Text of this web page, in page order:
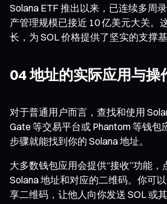
Solana ETF 推出以来，已连续多周
产管理规模已接近 10 亿美元大关。
长，为 SOL 价格提供了坚实的支撑基
04 地址的实际应用与操
对于普通用户而言，查找和使用
Gate 等交易平台或 Phantom 等钱包
步骤就能找到你的 Solana 地址。
大多数钱包应用会提供“接收”功能
Solana 地址和对应的二维码。你可
享二维码，让他人向你发送 SOL 或其